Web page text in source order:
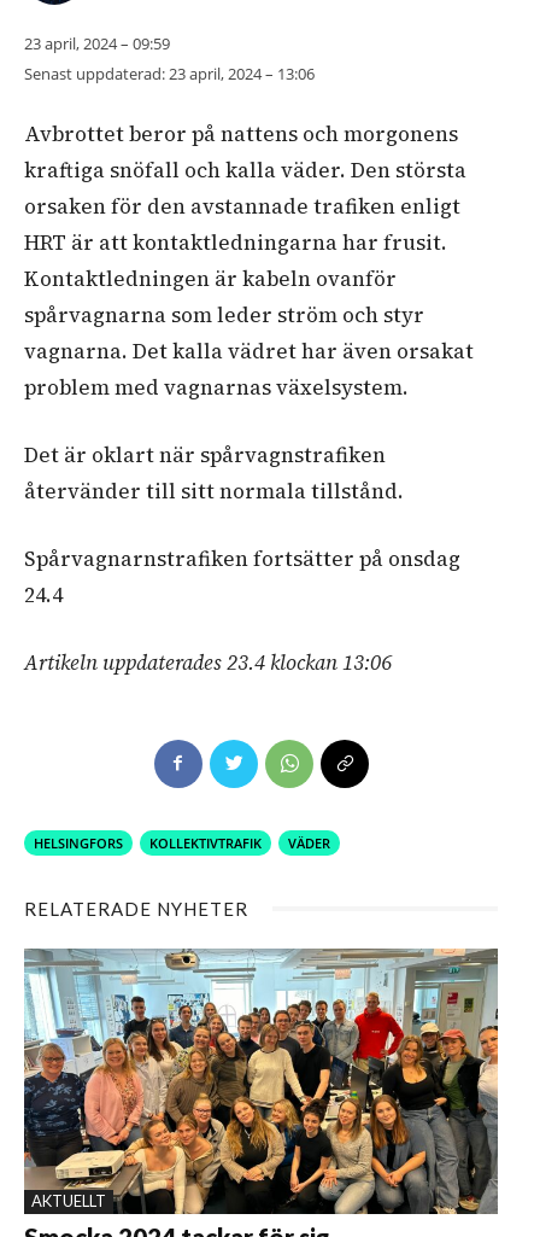
23 april, 2024 – 09:59
Senast uppdaterad:23 april, 2024 – 13:06
Avbrottet beror på nattens och morgonens
kraftiga snöfall och kalla väder. Den största
orsaken för den avstannade trafiken enligt
HRT är att kontaktledningarna har frusit.
Kontaktledningen är kabeln ovanför
spårvagnarna som leder ström och styr
vagnarna. Det kalla vädret har även orsakat
problem med vagnarnas växelsystem.
Det är oklart när spårvagnstrafiken
återvänder till sitt normala tillstånd.
Spårvagnarnstrafiken fortsätter på onsdag
24.4
Artikeln uppdaterades 23.4 klockan 13:06
HELSINGFORS KOLLEKTIVTRAFIK VÄDER
RELATERADE NYHETER
AKTUELLT